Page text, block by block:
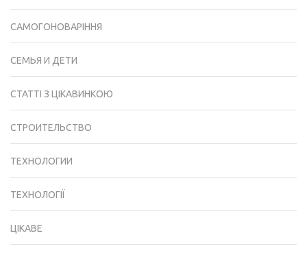
САМОГОНОВАРІННЯ
СЕМЬЯ И ДЕТИ
СТАТТІ З ЦІКАВИНКОЮ
СТРОИТЕЛЬСТВО
ТЕХНОЛОГИИ
ТЕХНОЛОГІЇ
ЦІКАВЕ